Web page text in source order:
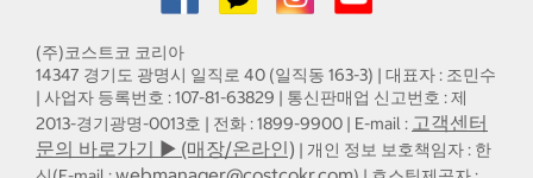
(주)코스트코 코리아
14347 경기도 광명시 일직로 40 (일직동 163-3) | 대표자 : 조민수
| 사업자 등록번호 : 107-81-63829 | 통신판매업 신고번호 : 제
2013-경기광명-0013호 | 전화 : 1899-9900 | E-mail : 고객센터
문의 바로가기 ▶ (매장/온라인) | 개인 정보 보호책임자 : 한